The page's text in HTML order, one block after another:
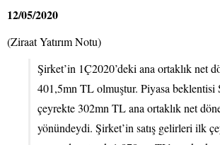
12/05/2020
(Ziraat Yatırım Notu)
Şirket’in 1Ç2020’deki ana ortaklık net
401,5mn TL olmuştur. Piyasa beklentisi
çeyrekte 302mn TL ana ortaklık net
yönündeydi. Şirket’in satış gelirleri ilk